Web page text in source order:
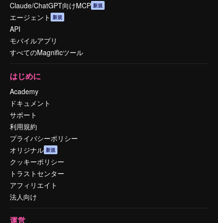
Claude/ChatGPT向けMCP 新規
エージェント 新規
API
モバイルアプリ
すべてのMagnificツール
はじめに
Academy
ドキュメント
サポート
利用規約
プライバシーポリシー
オリジナル 新規
クッキーポリシー
トラストセンター
アフィリエイト
法人向け
運営